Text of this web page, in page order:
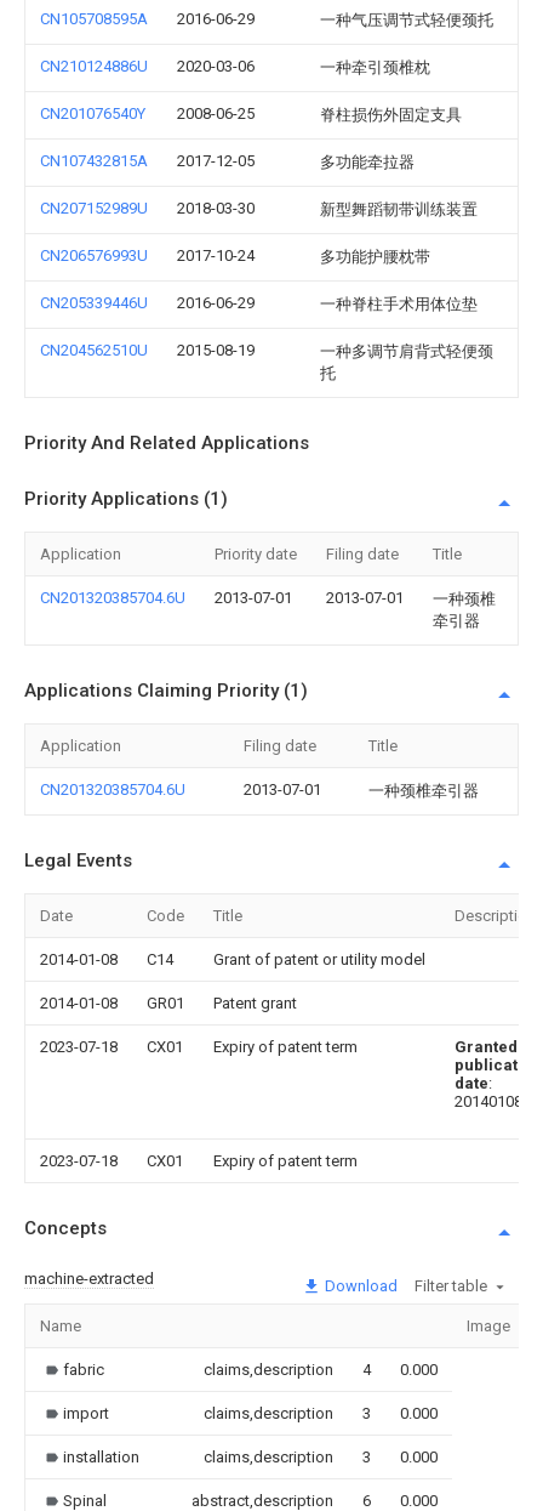
CN105708595A 2016-06-29 一种气压调节式轻便颈托
CN210124886U 2020-03-06 一种牵引颈椎枕
CN201076540Y 2008-06-25 脊柱损伤外固定支具
CN107432815A 2017-12-05 多功能牵拉器
CN207152989U 2018-03-30 新型舞蹈韧带训练装置
CN206576993U 2017-10-24 多功能护腰枕带
CN205339446U 2016-06-29 一种脊柱手术用体位垫
CN204562510U 2015-08-19
一种多调节肩背式轻便颈
托
Priority And Related Applications
Priority Applications (1)
Application Priority date Filing date Title
CN201320385704.6U 2013-07-01 2013-07-01
一种颈椎
牵引器
Applications Claiming Priority (1)
Application Filing date Title
CN201320385704.6U 2013-07-01 一种颈椎牵引器
Legal Events
Date Code Title Description
2014-01-08 C14 Grant of patent or utility model
2014-01-08 GR01 Patent grant
2023-07-18 CX01 Expiry of patent term
Granted
publication
date:
20140108
2023-07-18 CX01 Expiry of patent term
Concepts
machine-extracted Download Filter table
Name Image
fabric claims,description 4 0.000
import claims,description 3 0.000
installation claims,description 3 0.000
Spinal
abstract,description 6 0.000